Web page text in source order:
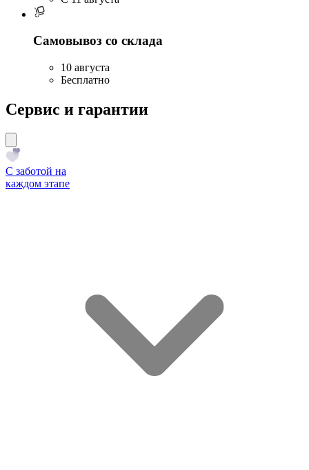
Самовывоз со склада
10 августа
Бесплатно
Сервис и гарантии
С заботой на
каждом этапе